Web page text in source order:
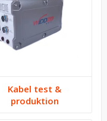
Kabel test &
produktion